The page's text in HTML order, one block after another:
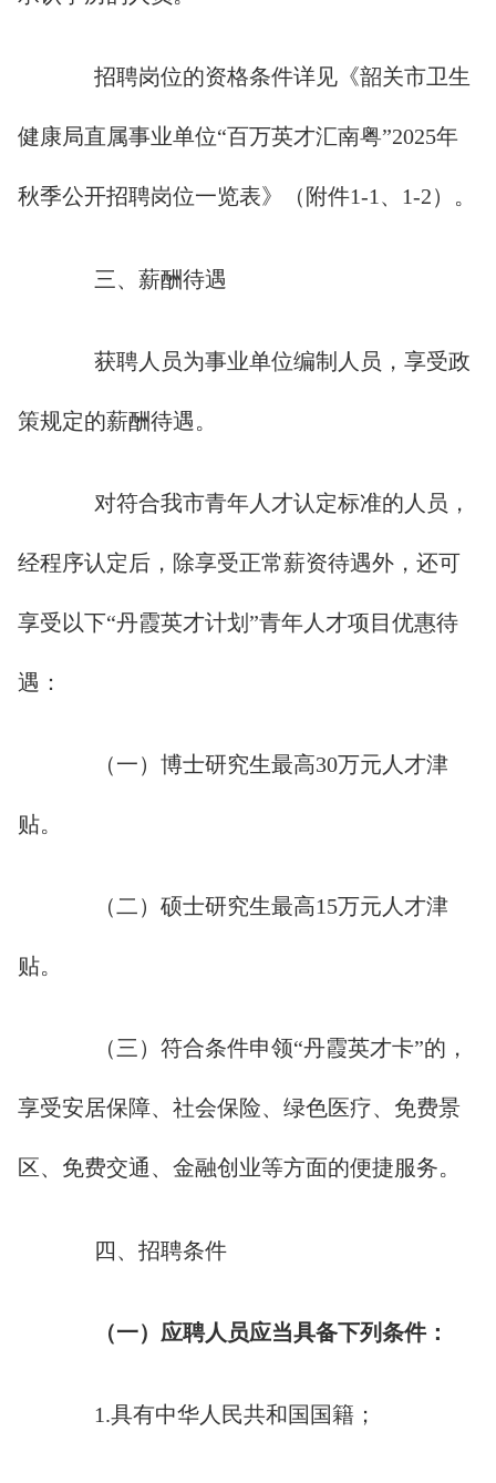
招聘岗位的资格条件详见《韶关市卫生
健康局直属事业单位“百万英才汇南粤”2025年
秋季公开招聘岗位一览表》（附件1-1、1-2）。
三、薪酬待遇
获聘人员为事业单位编制人员，享受政
策规定的薪酬待遇。
对符合我市青年人才认定标准的人员，
经程序认定后，除享受正常薪资待遇外，还可
享受以下“丹霞英才计划”青年人才项目优惠待
遇：
（一）博士研究生最高30万元人才津
贴。
（二）硕士研究生最高15万元人才津
贴。
（三）符合条件申领“丹霞英才卡”的，
享受安居保障、社会保险、绿色医疗、免费景
区、免费交通、金融创业等方面的便捷服务。
四、招聘条件
（一）应聘人员应当具备下列条件：
1.具有中华人民共和国国籍；